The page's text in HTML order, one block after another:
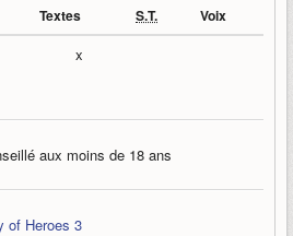
Textes S.T. Voix
x
aux moins de 18 ans
of Heroes 3